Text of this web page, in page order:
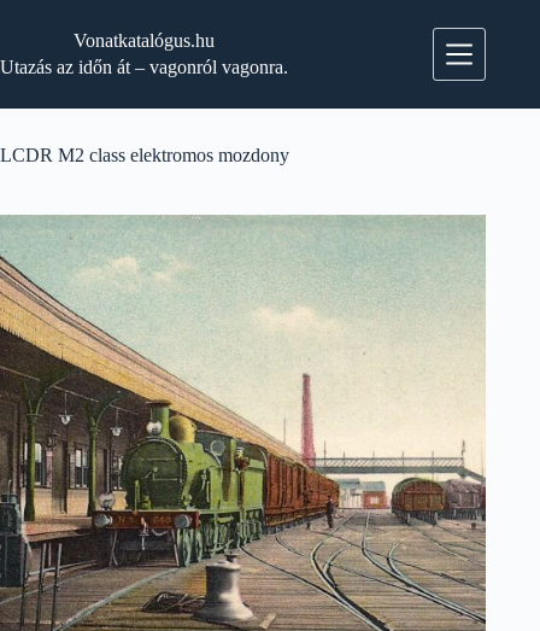
Vonatkatalógus.hu
Utazás az időn át – vagonról vagonra.
LCDR M2 class elektromos mozdony